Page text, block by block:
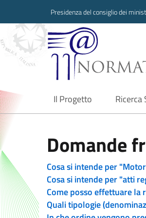
Presidenza del consiglio dei
Il Progetto
current Ricerca
Domande
Cosa si intende per
Cosa si intende per "atti
Come posso effettuare la
Quali tipologie